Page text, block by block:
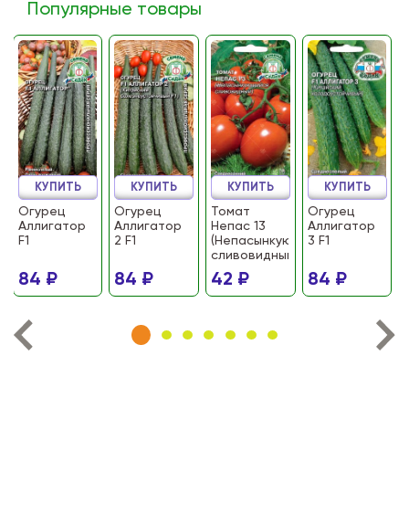
Популярные товары
Огурец
Аллигатор
F1
84 ₽
КУПИТЬ
Огурец
Аллигатор
2 F1
84 ₽
КУПИТЬ
Томат
Непас 13
(Непасынкующийся
сливовидный)
42 ₽
КУПИТЬ
Огурец
Аллигатор
3 F1
84 ₽
КУПИТЬ